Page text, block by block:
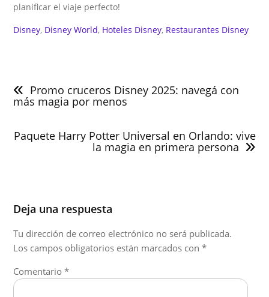
planificar el viaje perfecto!
Disney, Disney World, Hoteles Disney, Restaurantes Disney
de
entradas
Promo cruceros Disney 2025: navegá con
más magia por menos
Paquete Harry Potter Universal en Orlando: vive
la magia en primera persona
Deja una respuesta
Tu dirección de correo electrónico no será publicada.
Los campos obligatorios están marcados con*
Comentario*